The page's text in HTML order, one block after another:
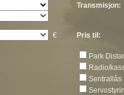
Transmisjon:
€ Pris til:
Park
Radio/
Sentrallås